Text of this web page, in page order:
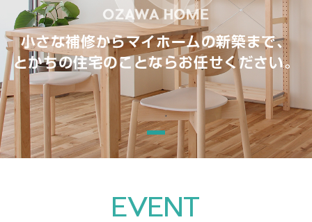
小さな補修からマイホームの新築まで、
とかちの住宅のことならお任せください。
EVENT